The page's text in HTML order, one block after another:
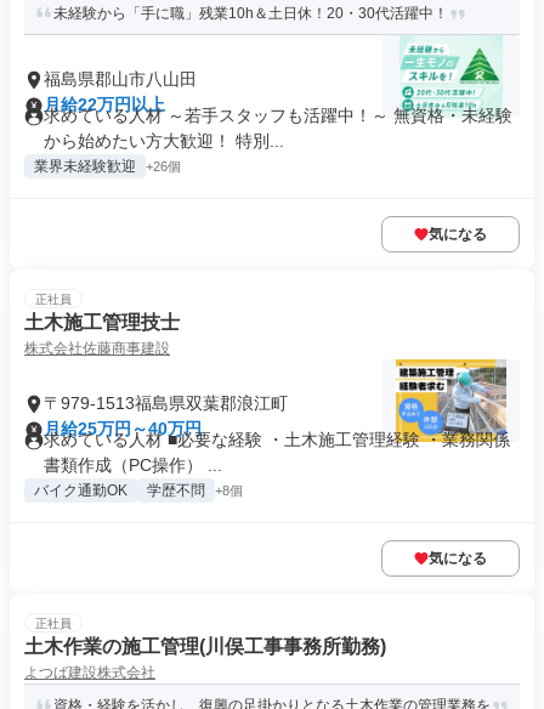
未経験から「手に職」残業10h＆土日休！20・30代活躍中！
福島県郡山市八山田
月給22万円以上
求めている人材 ～若手スタッフも活躍中！～ 無資格・未経験
から始めたい方大歓迎！ 特別...
業界未経験歓迎 +26個
気になる
正社員
土木施工管理技士
株式会社佐藤商事建設
〒979-1513福島県双葉郡浪江町
月給25万円～40万円
求めている人材 ■必要な経験 ・土木施工管理経験 ・業務関係
書類作成（PC操作） ...
バイク通勤OK 学歴不問 +8個
気になる
正社員
土木作業の施工管理(川俣工事事務所勤務)
よつば建設株式会社
資格・経験を活かし、復興の足掛かりとなる土木作業の管理業務を